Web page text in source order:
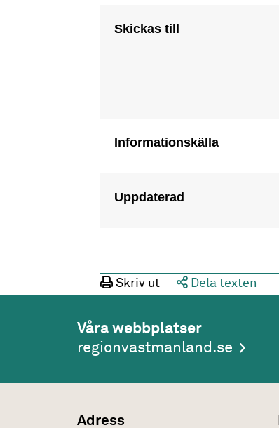
Skickas till
Informationskälla
Uppdaterad
Skriv ut Dela texten
Våra webbplatser
regionvastmanland.se
Adress